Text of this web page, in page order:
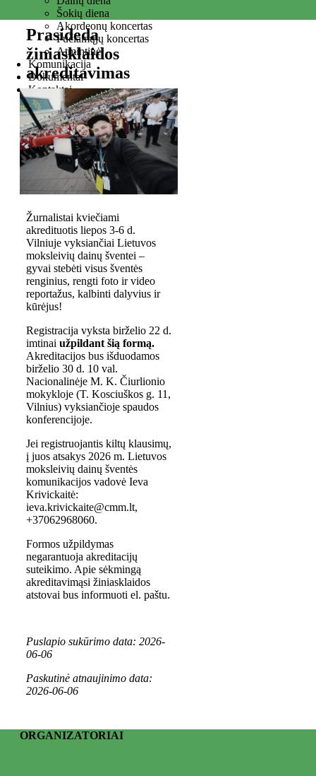
Šokių diena
Akordeonų koncertas
Pučiamųjų koncertas
Atmintinė
Komunikacija
Dokumentai
Kontaktai
NUOTRAUKOS
Prasideda
žiniasklaidos
akreditavimas
Žurnalistai kviečiami
akredituotis liepos 3-6 d.
Vilniuje vyksiančiai Lietuvos
moksleivių dainų šventei –
gyvai stebėti visus šventės
renginius, rengti foto ir video
reportažus, kalbinti dalyvius ir
kūrėjus!
Registracija vyksta birželio 22 d.
imtinai užpildant šią formą.
Akreditacijos bus išduodamos
birželio 30 d. 10 val.
Nacionalinėje M. K. Čiurlionio
mokykloje (T. Kosciuškos g. 11,
Vilnius) vyksiančioje spaudos
konferencijoje.
Jei registruojantis kiltų klausimų,
į juos atsakys 2026 m. Lietuvos
moksleivių dainų šventės
komunikacijos vadovė Ieva
Krivickaitė:
ieva.krivickaite@cmm.lt,
+37062968060.
Formos užpildymas
negarantuoja akreditacijų
suteikimo. Apie sėkmingą
akreditavimąsi žiniasklaidos
atstovai bus informuoti el. paštu.
Puslapio sukūrimo data: 2026-
06-06
Paskutinė atnaujinimo data:
2026-06-06
ORGANIZATORIAI